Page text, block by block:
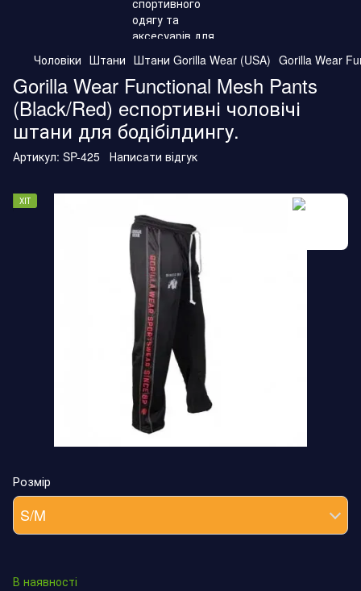
Чоловіки Штани Штани Gorilla Wear (USA) Gorilla Wear
Gorilla Wear Functional Mesh Pants
(Black/Red) eспортивні чоловічі
штани для бодібілдингу.
Артикул: SP-425 Написати відгук
ХІТ
Розмір
S/M
В наявності